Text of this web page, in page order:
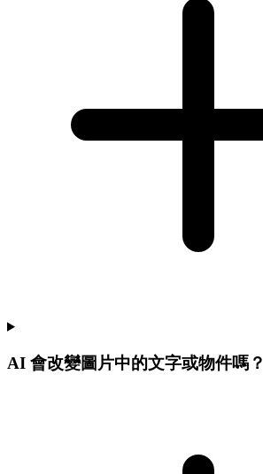
AI 會改變圖片中的文字或物件嗎？